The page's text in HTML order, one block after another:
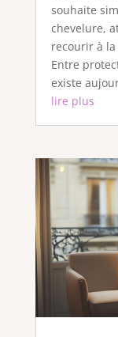
souhaite
chevelure,
recourir à
Entre
existe
lire plus